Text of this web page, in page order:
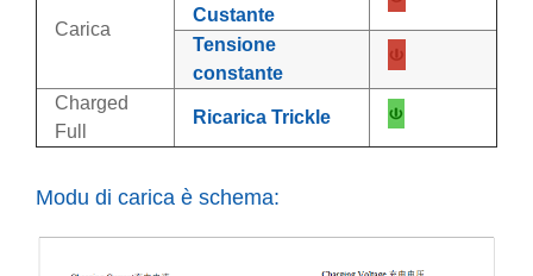
Carica
Custante
Tensione
constante
Charged
Full
Ricarica Trickle
Modu di carica è schema: